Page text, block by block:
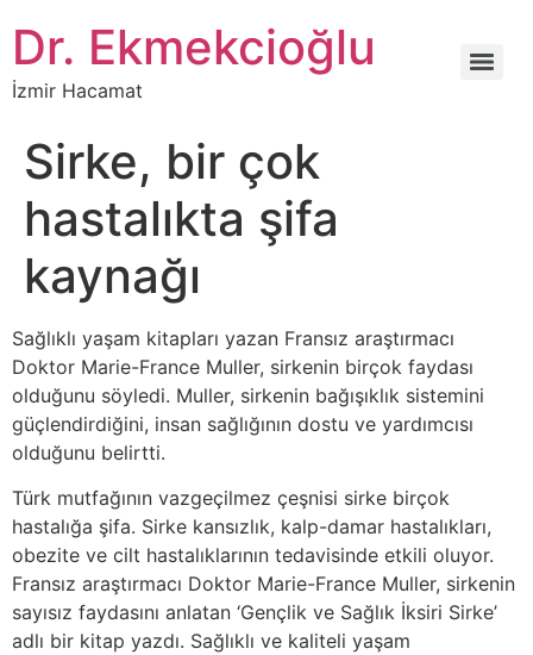
atlaDr. Ekmekcioğlu
İzmir Hacamat
Sirke, bir çok
hastalıkta şifa
kaynağı
Sağlıklı yaşam kitapları yazan Fransız araştırmacı
Doktor Marie-France Muller, sirkenin birçok faydası
olduğunu söyledi. Muller, sirkenin bağışıklık sistemini
güçlendirdiğini, insan sağlığının dostu ve yardımcısı
olduğunu belirtti.
Türk mutfağının vazgeçilmez çeşnisi sirke birçok
hastalığa şifa. Sirke kansızlık, kalp-damar hastalıkları,
obezite ve cilt hastalıklarının tedavisinde etkili oluyor.
Fransız araştırmacı Doktor Marie-France Muller, sirkenin
sayısız faydasını anlatan ‘Gençlik ve Sağlık İksiri Sirke’
adlı bir kitap yazdı. Sağlıklı ve kaliteli yaşam